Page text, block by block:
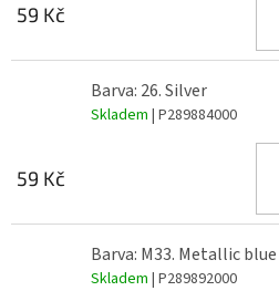
59 Kč
Barva: 26. Silver
Skladem | P289884000
59 Kč
Barva: M33. Metallic blue
Skladem | P289892000